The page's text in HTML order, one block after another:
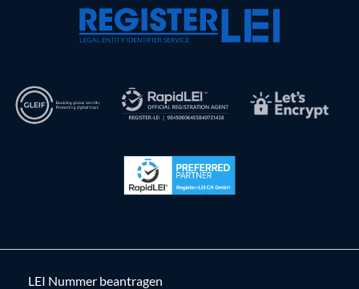
LEI Nummer beantragen